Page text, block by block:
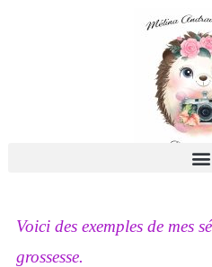
Voici des exemples de mes
grossesse.